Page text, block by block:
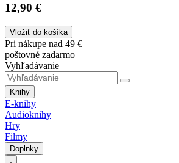
12,90 €
Vložiť do košíka
Pri nákupe nad 49 €
poštovné zadarmo
Vyhľadávanie
Knihy
E-knihy
Audioknihy
Hry
Filmy
Doplnky